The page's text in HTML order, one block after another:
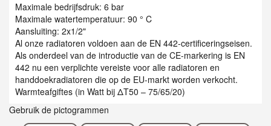
Maximale bedrijfsdruk: 6 bar
Maximale watertemperatuur: 90 ° C
Aansluiting: 2x1/2"
Al onze radiatoren voldoen aan de EN 442-certificeringseisen.
Als onderdeel van de introductie van de CE-markering is EN
442 nu een verplichte vereiste voor alle radiatoren en
handdoekradiatoren die op de EU-markt worden verkocht.
Warmteafgiftes (in Watt bij ΔT50 – 75/65/20)
Gebruik de pictogrammen